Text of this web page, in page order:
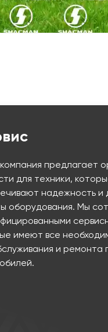
предлагает
для техники,
надежность и
оборудования. Мы
имеют все
и ремонта